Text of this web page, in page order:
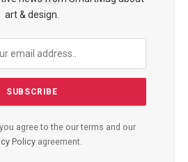
art & design.
agree to the our terms and our
Policy agreement.